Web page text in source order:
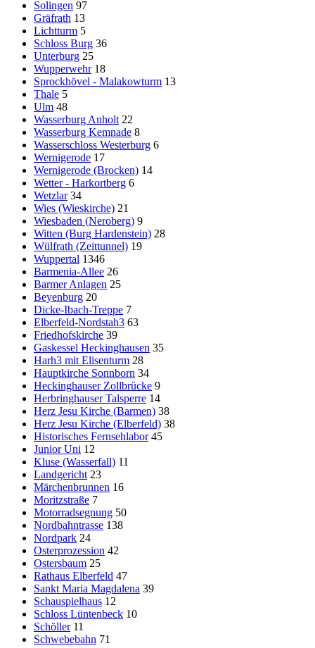
Solingen 97
Gräfrath 13
Lichtturm 5
Schloss Burg 36
Unterburg 25
Wupperwehr 18
Sprockhövel - Malakowturm 13
Thale 5
Ulm 48
Wasserburg Anholt 22
Wasserburg Kemnade 8
Wasserschloss Westerburg 6
Wernigerode 17
Wernigerode (Brocken) 14
Wetter - Harkortberg 6
Wetzlar 34
Wies (Wieskirche) 21
Wiesbaden (Neroberg) 9
Witten (Burg Hardenstein) 28
Wülfrath (Zeittunnel) 19
Wuppertal 1346
Barmenia-Allee 26
Barmer Anlagen 25
Beyenburg 20
Dicke-Ibach-Treppe 7
Elberfeld-Nordstah3 63
Friedhofskirche 39
Gaskessel Heckinghausen 35
Harh3 mit Elisenturm 28
Hauptkirche Sonnborn 34
Heckinghauser Zollbrücke 9
Herbringhauser Talsperre 14
Herz Jesu Kirche (Barmen) 38
Herz Jesu Kirche (Elberfeld) 38
Historisches Fernsehlabor 45
Junior Uni 12
Kluse (Wasserfall) 11
Landgericht 23
Märchenbrunnen 16
Moritzstraße 7
Motorradsegnung 50
Nordbahntrasse 138
Nordpark 24
Osterprozession 42
Ostersbaum 25
Rathaus Elberfeld 47
Sankt Maria Magdalena 39
Schauspielhaus 12
Schloss Lüntenbeck 10
Schöller 11
Schwebebahn 71